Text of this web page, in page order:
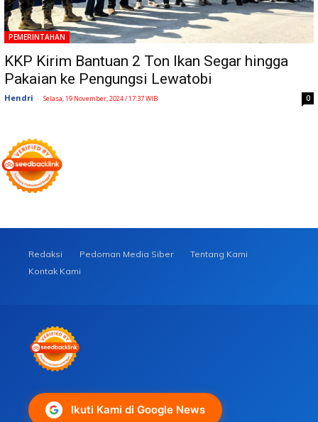
PEMERINTAHAN
KKP Kirim Bantuan 2 Ton Ikan Segar hingga
Pakaian ke Pengungsi Lewatobi
Hendri - Selasa, 19 November, 2024 / 17:37 WIB 0
Redaksi Pedoman Media Siber
Tentang Kami
Kontak Kami
Ikuti Kami di Google News